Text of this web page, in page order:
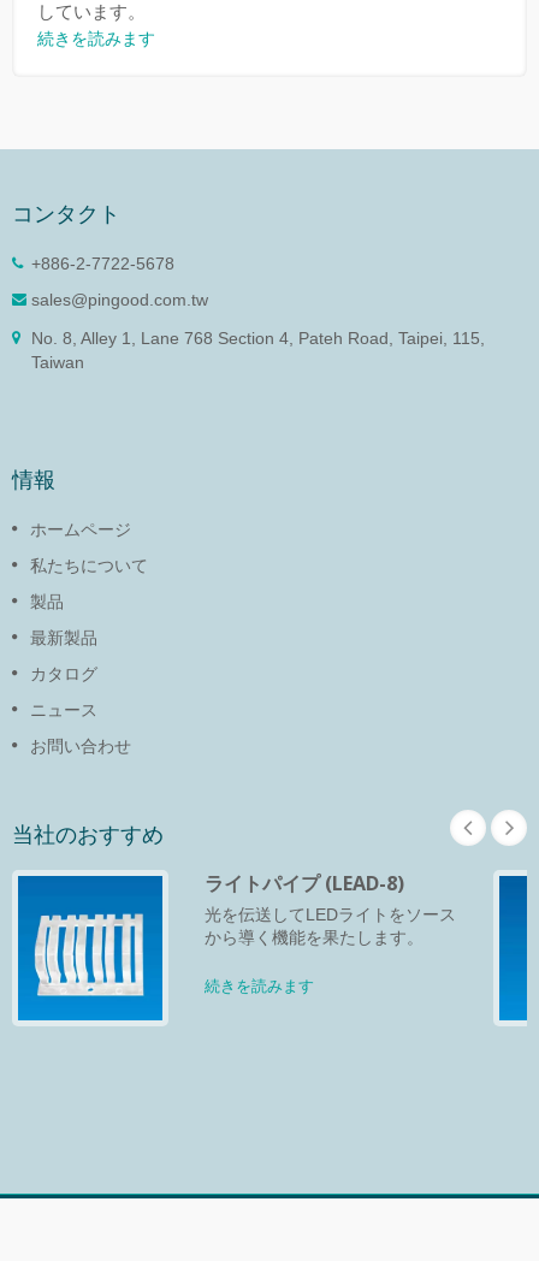
しています。
続きを読みます
コンタクト
+886-2-7722-5678
sales@pingood.com.tw
No. 8, Alley 1, Lane 768 Section 4, Pateh Road, Taipei, 115,
Taiwan
情報
ホームページ
私たちについて
製品
最新製品
カタログ
ニュース
お問い合わせ
当社のおすすめ
ライトパイプ (LEAD-8)
光を伝送してLEDライトをソース
から導く機能を果たします。
続きを読みます